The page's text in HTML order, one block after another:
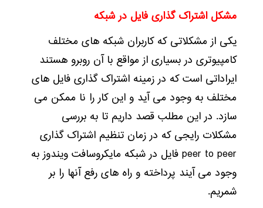
مشکل اشتراک گذاری فایل در شبکه
یکی از مشکلاتی که کاربران شبکه های مختلف
کامپیوتری در بسیاری از مواقع با آن روبرو هستند
ایراداتی است که در زمینه اشتراک گذاری فایل های
مختلف به وجود می آید و این کار را نا ممکن می
سازد. در این مطلب قصد داریم تا به بررسی
مشکلات رایجی که در زمان تنظیم اشتراک گذاری
peer to peer فایل در شبکه‌ مایکروسافت ویندوز به
وجود می آیند پرداخته و راه های رفع آنها را بر
شمریم.